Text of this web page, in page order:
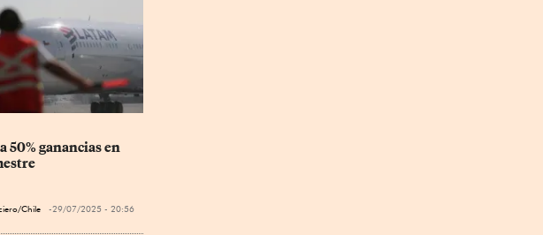
50% ganancias en
Chile 29/07/2025 - 20:56